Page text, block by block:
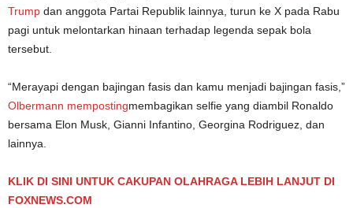
Trump dan anggota Partai Republik lainnya, turun ke X pada Rabu
pagi untuk melontarkan hinaan terhadap legenda sepak bola
tersebut.
“Merayapi dengan bajingan fasis dan kamu menjadi bajingan fasis,”
Olbermann mempostingmembagikan selfie yang diambil Ronaldo
bersama Elon Musk, Gianni Infantino, Georgina Rodriguez, dan
lainnya.
KLIK DI SINI UNTUK CAKUPAN OLAHRAGA LEBIH LANJUT DI
FOXNEWS.COM